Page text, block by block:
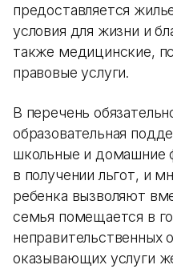
предоставляется
условия для жизни и
также медицинские,
правовые услуги.
В перечень
образовательная
школьные и домашние
в получении льгот, и
ребенка вызволяют
семья помещается в
неправительственных
оказывающих услуги